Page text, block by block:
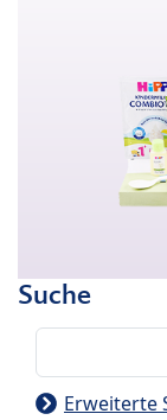
Suche
Erweiterte